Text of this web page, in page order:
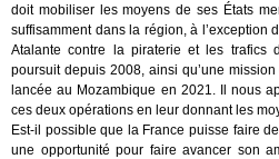
doit mobiliser les moyens de ses États
suffisamment dans la région, à l’exception
Atalante contre la piraterie et les trafics
poursuit depuis 2008, ainsi qu’une
lancée au Mozambique en 2021. Il nous
ces deux opérations en leur donnant les
Est-il possible que la France puisse faire
une opportunité pour faire avancer son